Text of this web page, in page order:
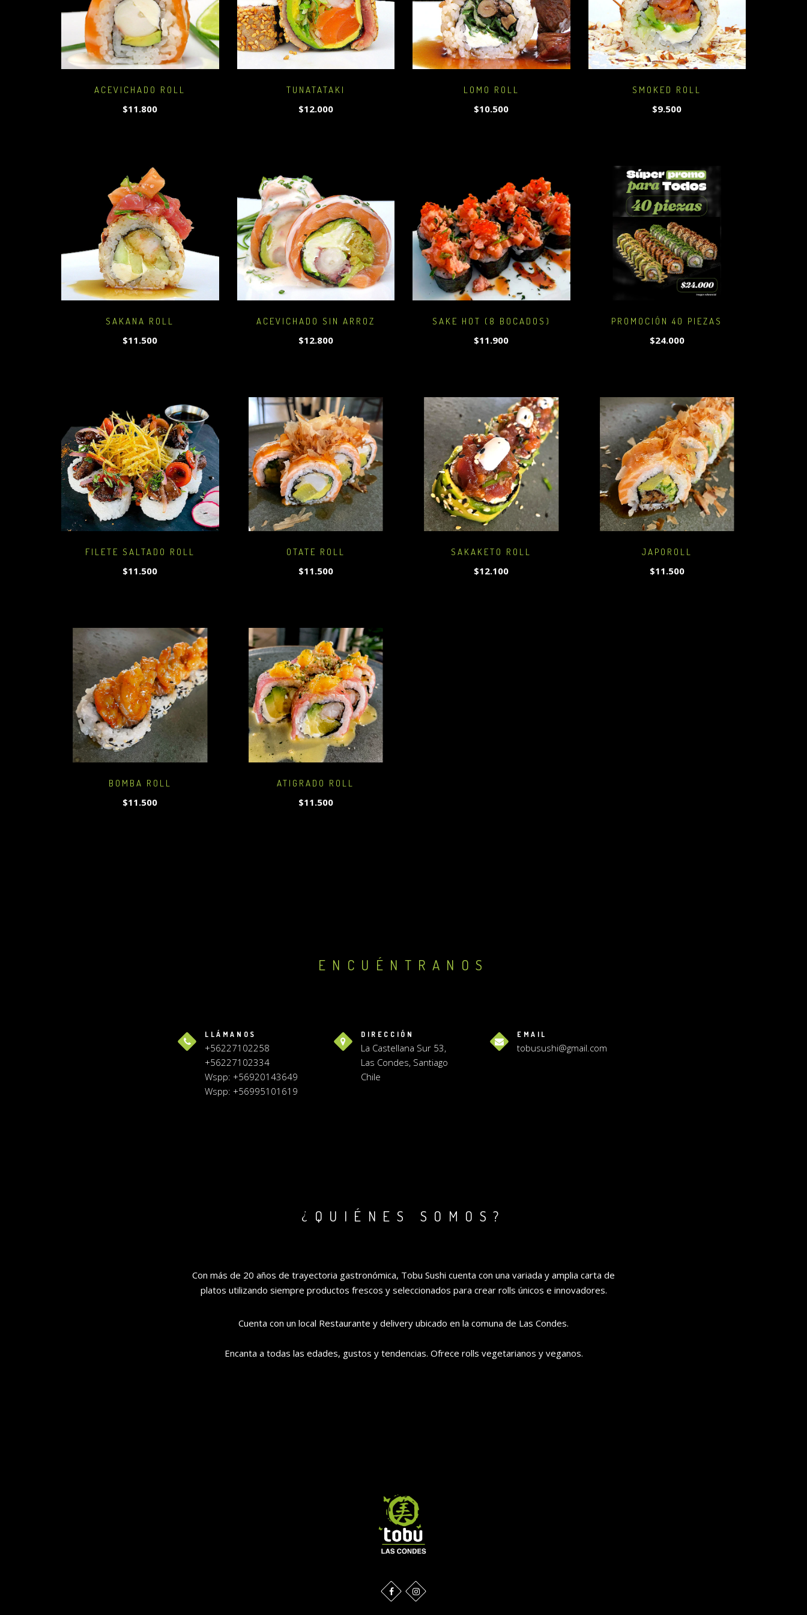
ACEVICHADO ROLL
$11.800
TUNATATAKI
$12.000
LOMO ROLL
$10.500
SMOKED ROLL
$9.500
SAKANA ROLL
$11.500
ACEVICHADO SIN ARROZ
$12.800
SAKE HOT (8 BOCADOS)
$11.900
PROMOCIÓN 40 PIEZAS
$24.000
FILETE SALTADO ROLL
$11.500
OTATE ROLL
$11.500
SAKAKETO ROLL
$12.100
JAPOROLL
$11.500
BOMBA ROLL
$11.500
ATIGRADO ROLL
$11.500
ENCUÉNTRANOS
LLÁMANOS
+56227102258
+56227102334
Wspp: +56920143649
Wspp: +56995101619
DIRECCIÓN
La Castellana Sur 53,
Las Condes, Santiago
Chile
EMAIL
tobusushi@gmail.com
¿QUIÉNES SOMOS?
Con más de 20 años de trayectoria gastronómica, Tobu Sushi cuenta con una variada y amplia carta de
platos utilizando siempre productos frescos y seleccionados para crear rolls únicos e innovadores.
Cuenta con un local Restaurante y delivery ubicado en la comuna de Las Condes.
Encanta a todas las edades, gustos y tendencias. Ofrece rolls vegetarianos y veganos.